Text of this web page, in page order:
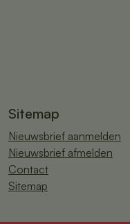
Sitemap
Nieuwsbrief aanmelden
Nieuwsbrief afmelden
Contact
Sitemap